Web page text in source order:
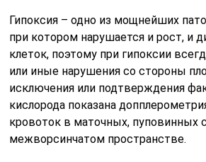
Гипоксия – одно из мощнейших
при котором нарушается и рост, и
клеток, поэтому при гипоксии
или иные нарушения со стороны
исключения или подтверждения
кислорода показана
кровоток в маточных, пуповинных
межворсинчатом пространстве.